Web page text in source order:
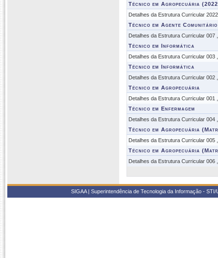
Técnico em Agropecuária
Detalhes da Estrutura Curricular
Técnico em Agente
Detalhes da Estrutura Curricular 007
Técnico em Informática
Detalhes da Estrutura Curricular 003
Técnico em Informática
Detalhes da Estrutura Curricular 002
Técnico em Agropecuária
Detalhes da Estrutura Curricular 001
Técnico em Enfermagem
Detalhes da Estrutura Curricular 004
Técnico em Agropecuária
Detalhes da Estrutura Curricular 005
Técnico em Agropecuária
Detalhes da Estrutura Curricular 006
SIGAA | Superintendência de Tecnologia da Informação -